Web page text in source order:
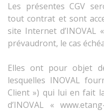
Les présentes CGV
tout contrat et sont
site Internet d’INOVAL
prévaudront, le cas
Elles ont pour objet
lesquelles INOVAL
Client ») qui lui en fait
d’INOVAL «